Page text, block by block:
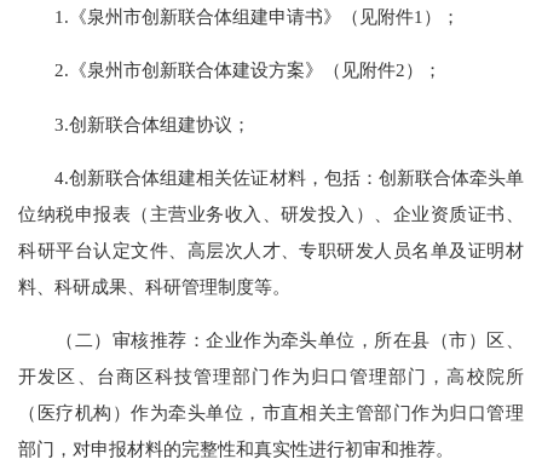
1.《泉州市创新联合体组建申请书》（见附件1）；
2.《泉州市创新联合体建设方案》（见附件2）；
3.创新联合体组建协议；
4.创新联合体组建相关佐证材料，包括：创新联合体牵头单
位纳税申报表（主营业务收入、研发投入）、企业资质证书、
科研平台认定文件、高层次人才、专职研发人员名单及证明材
料、科研成果、科研管理制度等。
（二）审核推荐：企业作为牵头单位，所在县（市）区、
开发区、台商区科技管理部门作为归口管理部门，高校院所
（医疗机构）作为牵头单位，市直相关主管部门作为归口管理
部门，对申报材料的完整性和真实性进行初审和推荐。